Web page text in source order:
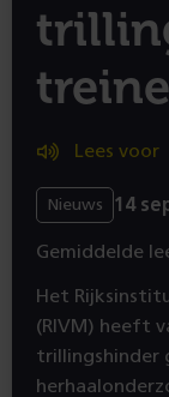
Lees voor
Nieuws 14
Gemiddelde
Het
(RIVM) heeft
trillingshinder